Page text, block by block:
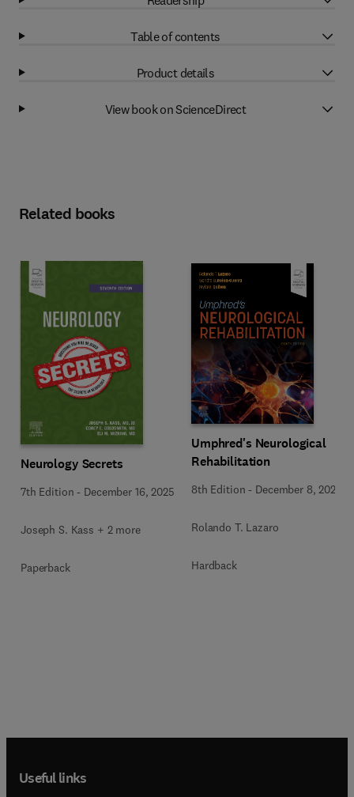
Table of contents
Product details
View book on ScienceDirect
Related books
Neurology Secrets
7th Edition - December 16, 2025
Joseph S. Kass + 2 more
Paperback
Umphred's Neurological
Rehabilitation
8th Edition - December 8, 2025
Rolando T. Lazaro
Hardback
Useful links